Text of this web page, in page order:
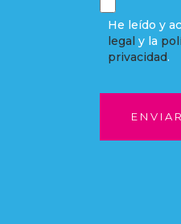
He leído y
legal y la
privacidad.